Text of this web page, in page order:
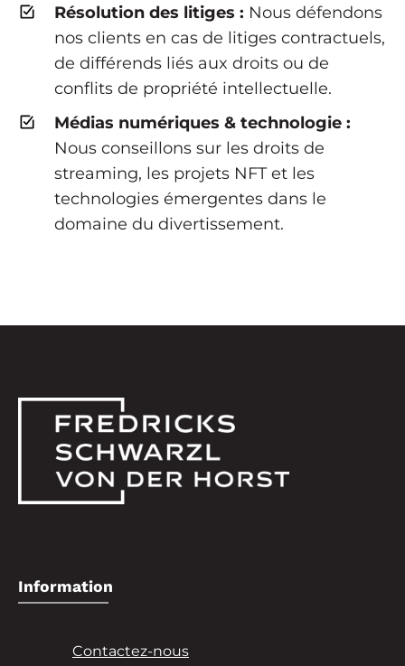
Résolution des litiges : Nous défendons
nos clients en cas de litiges contractuels,
de différends liés aux droits ou de
conflits de propriété intellectuelle.
Médias numériques & technologie :
Nous conseillons sur les droits de
streaming, les projets NFT et les
technologies émergentes dans le
domaine du divertissement.
Information
Contactez-nous